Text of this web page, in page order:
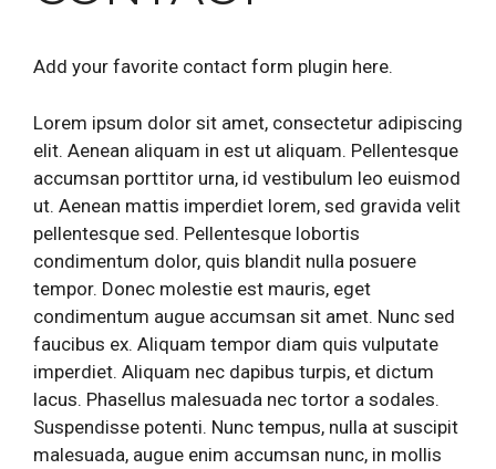
Add your favorite contact form plugin here.
Lorem ipsum dolor sit amet, consectetur adipiscing
elit. Aenean aliquam in est ut aliquam. Pellentesque
accumsan porttitor urna, id vestibulum leo euismod
ut. Aenean mattis imperdiet lorem, sed gravida velit
pellentesque sed. Pellentesque lobortis
condimentum dolor, quis blandit nulla posuere
tempor. Donec molestie est mauris, eget
condimentum augue accumsan sit amet. Nunc sed
faucibus ex. Aliquam tempor diam quis vulputate
imperdiet. Aliquam nec dapibus turpis, et dictum
lacus. Phasellus malesuada nec tortor a sodales.
Suspendisse potenti. Nunc tempus, nulla at suscipit
malesuada, augue enim accumsan nunc, in mollis